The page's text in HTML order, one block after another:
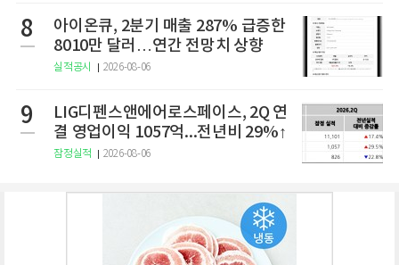
8
아이온큐, 2분기 매출 287% 급증한
8010만 달러…연간 전망치 상향
실적공시 2026-08-06
9
LIG디펜스앤에어로스페이스, 2Q 연
결 영업이익 1057억...전년비 29%↑
잠정실적 2026-08-06